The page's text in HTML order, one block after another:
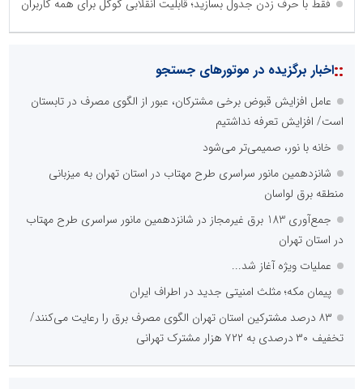
فقط با حرف زدن جدول بسازید؛ قابلیت انقلابی گوگل برای همه کاربران
::اخبار برگزیده در موتورهای جستجو
عامل افزایش قبوض برخی مشترکان، عبور از الگوی مصرف در تابستان
است/ افزایش تعرفه نداشتیم
خانه با نور، صمیمی‌تر می‌شود
شانزدهمین مانور سراسری طرح مهتاب در استان تهران به میزبانی
منطقه برق لواسان
جمع‌آوری 183 برق غیرمجاز در شانزدهمین مانور سراسری طرح مهتاب
در استان تهران
عملیات ویژه آغاز شد...
پیمان مکه؛ مثلث امنیتی جدید در اطراف ایران
۸۳ درصد مشترکین استان تهران الگوی مصرف برق را رعایت می‌کنند/
تخفیف ۳۰ درصدی به ۷۲۲ هزار مشترک تهرانی